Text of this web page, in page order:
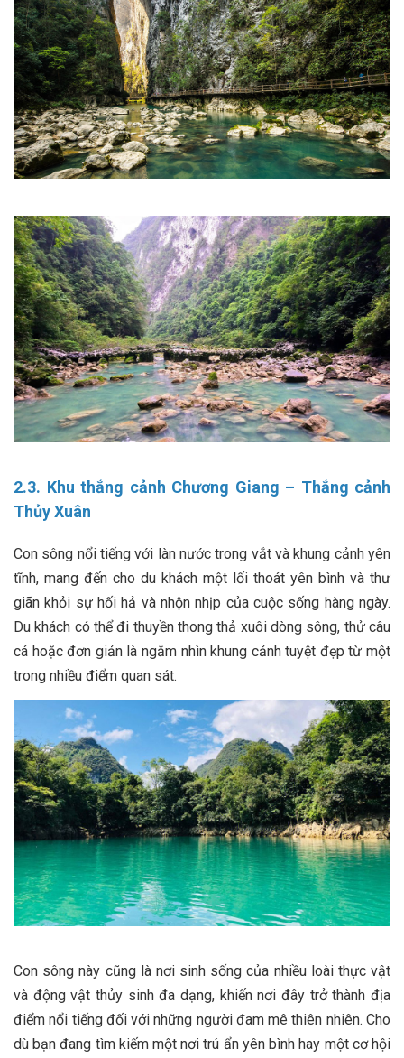
2.3. Khu thắng cảnh Chương Giang – Thắng cảnh
Thủy Xuân
Con sông nổi tiếng với làn nước trong vắt và khung cảnh yên
tĩnh, mang đến cho du khách một lối thoát yên bình và thư
giãn khỏi sự hối hả và nhộn nhịp của cuộc sống hàng ngày.
Du khách có thể đi thuyền thong thả xuôi dòng sông, thử câu
cá hoặc đơn giản là ngắm nhìn khung cảnh tuyệt đẹp từ một
trong nhiều điểm quan sát.
Con sông này cũng là nơi sinh sống của nhiều loài thực vật
và động vật thủy sinh đa dạng, khiến nơi đây trở thành địa
điểm nổi tiếng đối với những người đam mê thiên nhiên. Cho
dù bạn đang tìm kiếm một nơi trú ẩn yên bình hay một cơ hội